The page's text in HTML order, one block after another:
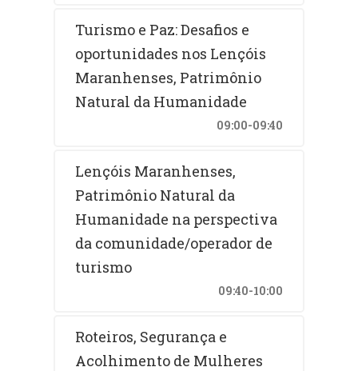
Turismo e Paz: Desafios e
oportunidades nos Lençóis
Maranhenses, Patrimônio
Natural da Humanidade
09:00-09:40
Lençóis Maranhenses,
Patrimônio Natural da
Humanidade na perspectiva
da comunidade/operador de
turismo
09:40-10:00
Roteiros, Segurança e
Acolhimento de Mulheres